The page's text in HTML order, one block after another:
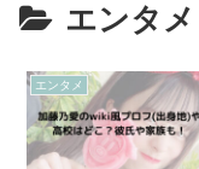
エンタメ
エンタメ